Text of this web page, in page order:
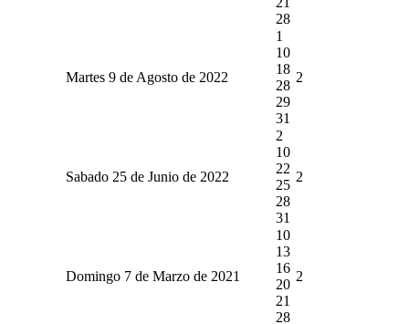
28
Martes 9 de Agosto de 2022
1
10
18
28
29
31
2
Sabado 25 de Junio de 2022
2
10
22
25
28
31
2
Domingo 7 de Marzo de 2021
10
13
16
20
21
28
2